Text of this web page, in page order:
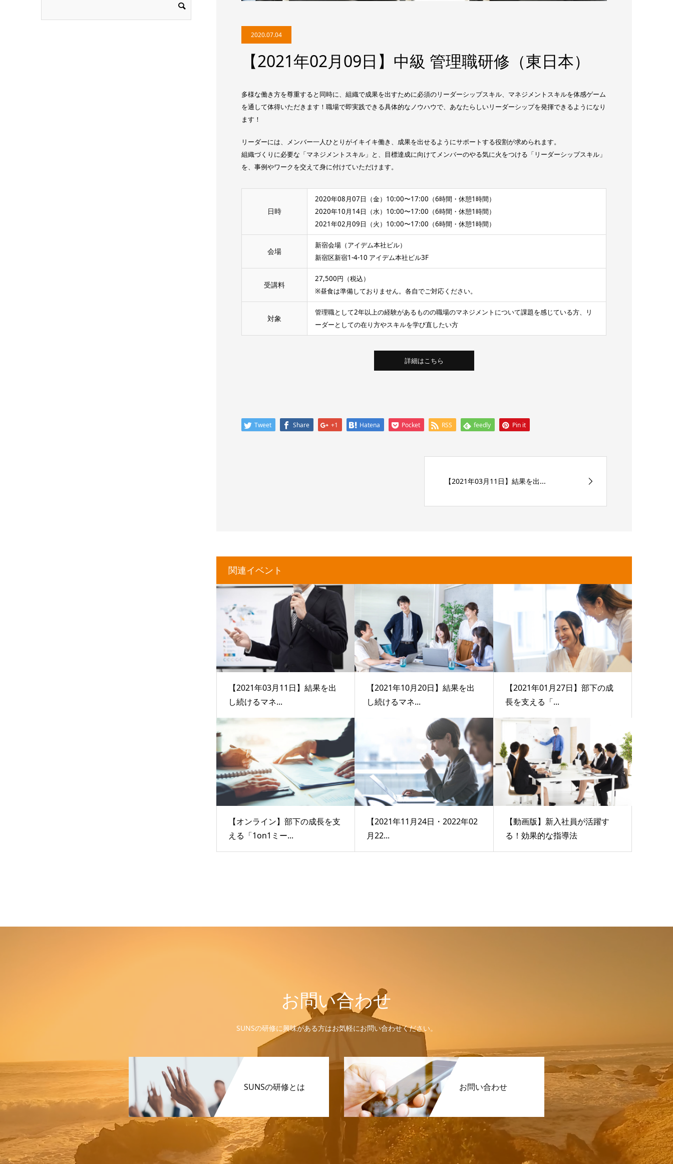
2020.07.04
【2021年02月09日】中級 管理職研修（東日本）
多様な働き方を尊重すると同時に、組織で成果を出すために必須のリーダーシップスキル、マネジメントスキルを体感ゲーム
を通して体得いただきます！職場で即実践できる具体的なノウハウで、あなたらしいリーダーシップを発揮できるようになり
ます！
リーダーには、メンバー一人ひとりがイキイキ働き、成果を出せるようにサポートする役割が求められます。
組織づくりに必要な「マネジメントスキル」と、目標達成に向けてメンバーのやる気に火をつける「リーダーシップスキル」
を、事例やワークを交えて身に付けていただけます。
日時
2020年08月07日（金）10:00〜17:00（6時間・休憩1時間）
2020年10月14日（水）10:00〜17:00（6時間・休憩1時間）
2021年02月09日（火）10:00〜17:00（6時間・休憩1時間）
会場
新宿会場（アイデム本社ビル）
新宿区新宿1-4-10 アイデム本社ビル3F
受講料
27,500円（税込）
※昼食は準備しておりません。各自でご対応ください。
対象
管理職として2年以上の経験があるものの職場のマネジメントについて課題を感じている方、リ
ーダーとしての在り方やスキルを学び直したい方
詳細はこちら
Tweet Share +1 Hatena Pocket RSS feedly Pin it
【2021年03月11日】結果を出...
関連イベント
【2021年03月11日】結果を出
し続けるマネ...
【2021年10月20日】結果を出
し続けるマネ...
【2021年01月27日】部下の成
長を支える「...
【オンライン】部下の成長を支
える「1on1ミー...
【2021年11月24日・2022年02
月22...
【動画版】新入社員が活躍す
る！効果的な指導法
お問い合わせ
SUNSの研修に興味がある方はお気軽にお問い合わせください。
SUNSの研修とは お問い合わせ